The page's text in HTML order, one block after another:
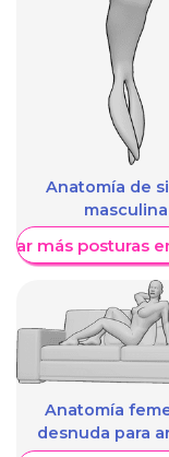
Anatomía de
masculina
más posturas
Anatomía
desnuda para